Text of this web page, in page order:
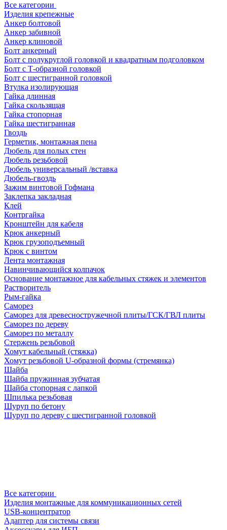
Все категории
Изделия крепежные
Анкер болтовой
Анкер забивной
Анкер клиновой
Болт анкерный
Болт с полукруглой головкой и квадратным подголовком
Болт с Т-образной головкой
Болт с шестигранной головкой
Втулка изолирующая
Гайка длинная
Гайка скользящая
Гайка стопорная
Гайка шестигранная
Гвоздь
Герметик, монтажная пена
Дюбель для полых стен
Дюбель резьбовой
Дюбель универсальный /вставка
Дюбель-гвоздь
Зажим винтовой Гофмана
Заклепка закладная
Клей
Контргайка
Кронштейн для кабеля
Крюк анкерный
Крюк грузоподъемный
Крюк с винтом
Лента монтажная
Навинчивающийся колпачок
Основание монтажное для кабельных стяжек и элементов
Растворитель
Рым-гайка
Саморез
Саморез для древесностружечной плиты/ГСК/ГВЛ плиты
Саморез по дереву
Саморез по металлу
Стержень резьбовой
Хомут кабельный (стяжка)
Хомут резьбовой U-образной формы (стремянка)
Шайба
Шайба пружинная зубчатая
Шайба стопорная с лапкой
Шпилька резьбовая
Шуруп по бетону
Шуруп по дереву с шестигранной головкой
Все категории
Изделия монтажные для коммуникационных сетей
USB-концентратор
Адаптер для системы связи